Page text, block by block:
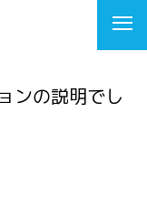
ンの説明でし